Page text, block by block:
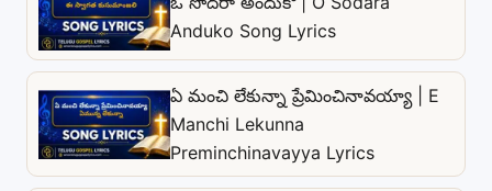
Anduko Song Lyrics
ఏ మంచి లేకున్నా ప్రేమించినావయ్యా | E
Manchi Lekunna
Preminchinavayya Lyrics